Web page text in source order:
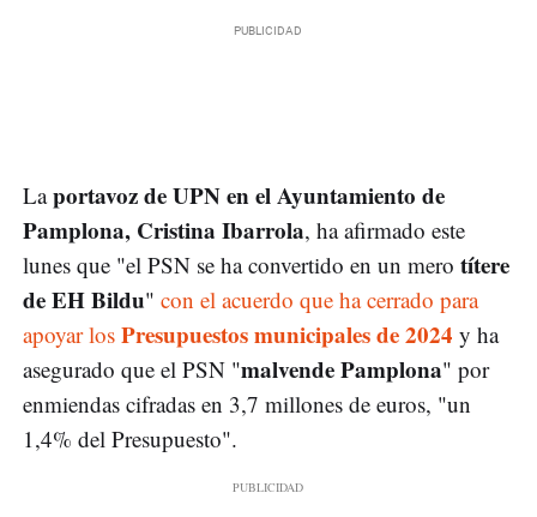
Laportavoz de UPN en el Ayuntamiento de
Pamplona, Cristina Ibarrola, ha afirmado este
lunes que "el PSN se ha convertido en un mero títere
de EH Bildu" con el acuerdo que ha cerrado para
apoyar los Presupuestos municipales de 2024 y ha
asegurado que el PSN "malvende Pamplona" por
enmiendas cifradas en 3,7 millones de euros, "un
1,4% del Presupuesto".